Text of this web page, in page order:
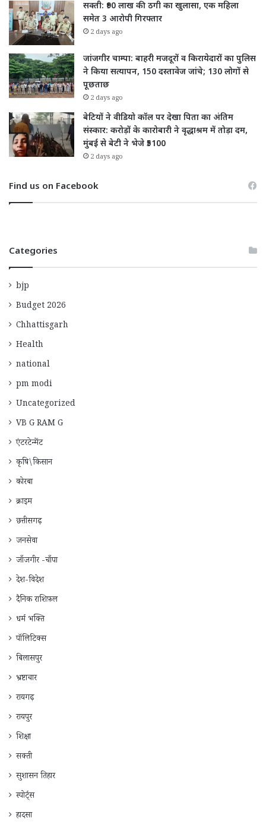
सक्ती: ₹90 लाख की ठगी का खुलासा, एक महिला
समेत 3 आरोपी गिरफ्तार
2 days ago
जांजगीर चाम्पा: बाहरी मजदूरों व किरायेदारों का पुलिस
ने किया सत्यापन, 150 दस्तावेज जांचे; 130 लोगों से
पूछताछ
2 days ago
बेटियों ने वीडियो कॉल पर देखा पिता का अंतिम
संस्कार: करोड़ों के कारोबारी ने वृद्धाश्रम में तोड़ा दम,
मुंबई से बेटी ने भेजे ₹5100
2 days ago
Find us on Facebook
Categories
bjp
Budget 2026
Chhattisgarh
Health
national
pm modi
Uncategorized
VB G RAM G
एंटरटेन्मेंट
कृषि\किसान
कोरबा
क्राइम
छत्तीसगढ़
जनसेवा
जाँजगीर -चाँपा
देश-विदेश
दैनिक राशिफ़ल
धर्म भक्ति
पॉलिटिक्स
बिलासपुर
भ्रष्टाचार
रायगढ़
रायपुर
शिक्षा
सक्ती
सुशासन तिहार
स्पोर्ट्स
हादसा